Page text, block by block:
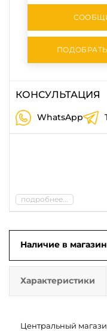
КОНСУЛЬТАЦИЯ
WhatsApp
подробнее...
Наличие в
Характеристики
Центральный